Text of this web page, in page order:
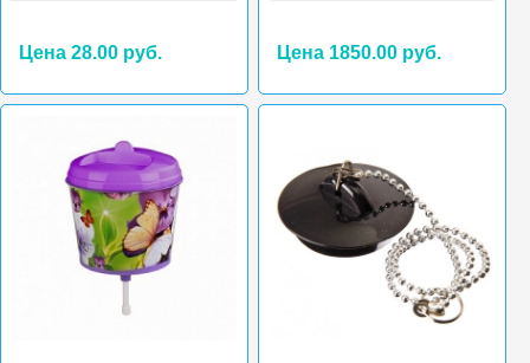
Цена 28.00 руб. Цена 1850.00 руб.